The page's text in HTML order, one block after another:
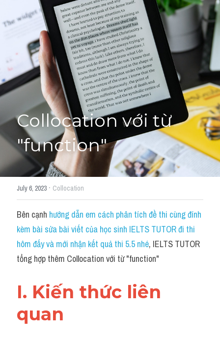
Giải đề thi từng câu
Lời khuyên
Giải đề thi
Academic words
Phrase
Phrasal Verb
Idioms đồng nghĩa
Idioms trái nghĩa
Antonym
Idiom
Grammar
Word form
Cách dùng từ
HỌC THỬ
Collocation với từ
"function"
July 6, 2023 · Collocation
Bên cạnh hướng dẫn em cách phân tích đề thi cùng đính
kèm bài sửa bài viết của học sinh IELTS TUTOR đi thi
hôm đấy và mới nhận kết quả thi 5.5 nhé, IELTS TUTOR
tổng hợp thêm Collocation với từ "function"
I. Kiến thức liên
quan